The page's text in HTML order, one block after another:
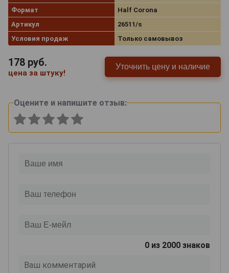
Формат
Half Corona
Артикул
26511/s
Условия продаж
Только самовывоз
178 руб.
цена за штуку!
Уточнить цену и наличие
Оцените и напишите отзыв:
0 из 2000 знаков